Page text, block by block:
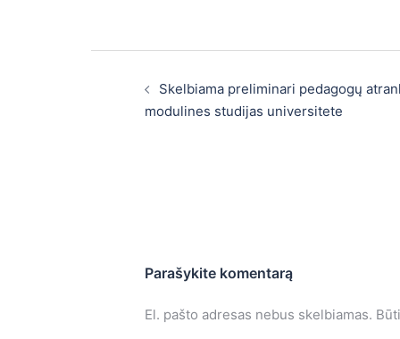
navigationSkelbiama preliminari pedagogų
modulines studijas universitete
Parašykite komentarą
El. pašto adresas nebus skelbiamas.